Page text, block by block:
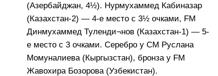
(Азербайджан, 4½). Нурмухаммед Кабиназар
(Казахстан-2) — 4-е место с 3½ очками, FM
Динмухаммед Туленди¬нов (Казахстан-1) — 5-
е место с 3 очками. Серебро у CM Руслана
Момуналиева (Кыргызстан), бронза у FM
Жавохира Бозорова (Узбекистан).